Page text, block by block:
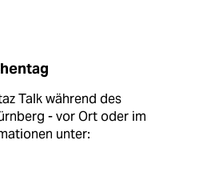
Talk während des
- vor Ort oder im
unter: